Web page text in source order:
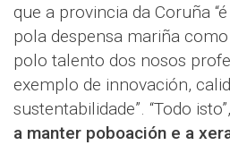
que a provincia da Coruña
pola despensa mariña
polo talento dos nosos
exemplo de innovación,
sustentabilidade”. “Todo
a manter poboación e a